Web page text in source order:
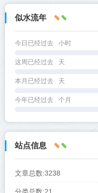
似水流年
今日已经过去 小时
这周已经过去 天
本月已经过去 天
今年已经过去 个月
站点信息
文章总数:3238